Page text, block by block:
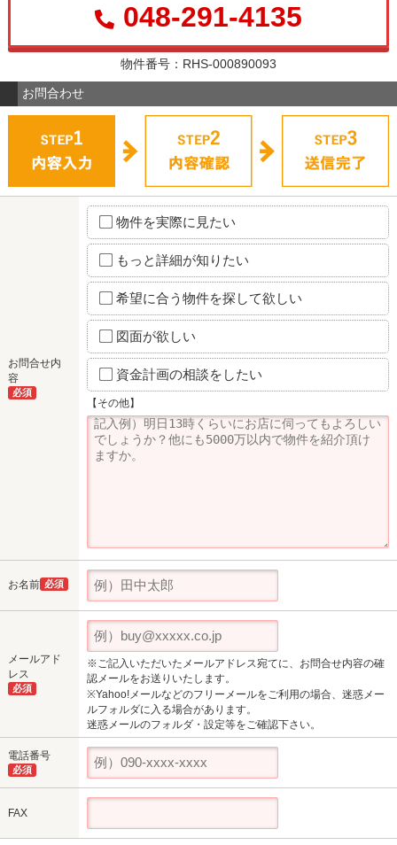
048-291-4135
物件番号：RHS-000890093
お問合わせ
お問合せ内
容
必須
物件を実際に見たい
もっと詳細が知りたい
希望に合う物件を探して欲しい
図面が欲しい
資金計画の相談をしたい
【その他】
お名前 必須
メールアド
レス
必須
※ご記入いただいたメールアドレス宛てに、お問合せ内容の確
認メールをお送りいたします。
※Yahoo!メールなどのフリーメールをご利用の場合、迷惑メー
ルフォルダに入る場合があります。
迷惑メールのフォルダ・設定等をご確認下さい。
電話番号
必須
FAX